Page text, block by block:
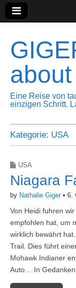
Eine Reise von
einzigen Schritt.
Kategorie: USA
USA
Niagara
by Nathalie Giger• 6.
Von Heidi fuhren
empfohlen hat, um
wirklich bewährt
Trail. Dies führt
Mohawk Indianer
Auto… In